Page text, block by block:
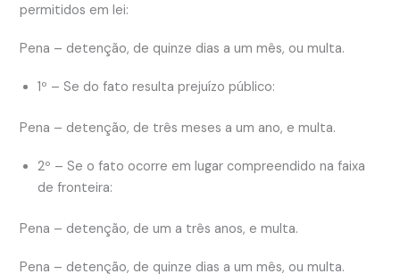
permitidos em lei:
Pena – detenção, de quinze dias a um mês, ou multa.
1º – Se do fato resulta prejuízo público:
Pena – detenção, de três meses a um ano, e multa.
2º – Se o fato ocorre em lugar compreendido na faixa
de fronteira:
Pena – detenção, de um a três anos, e multa.
Pena – detenção, de quinze dias a um mês, ou multa.